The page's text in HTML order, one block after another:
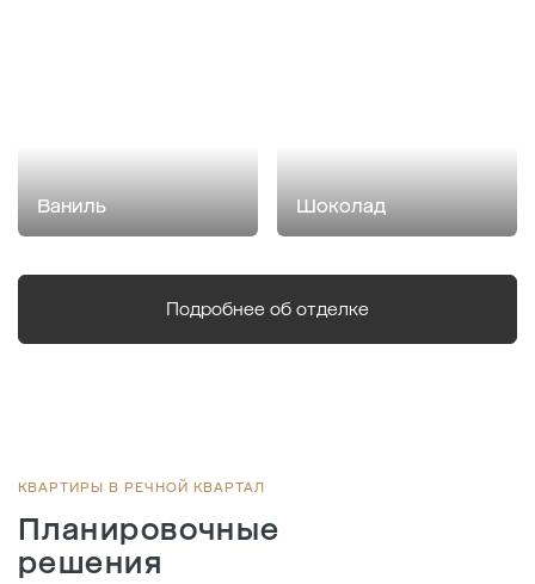
Ваниль Шоколад
Подробнее об отделке
КВАРТИРЫ В РЕЧНОЙ КВАРТАЛ
Планировочные
решения